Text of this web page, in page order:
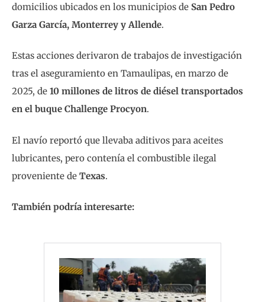
domicilios ubicados en los municipios de San Pedro
Garza García, Monterrey y Allende.
Estas acciones derivaron de trabajos de investigación
tras el aseguramiento en Tamaulipas, en marzo de
2025, de 10 millones de litros de diésel transportados
en el buque Challenge Procyon.
El navío reportó que llevaba aditivos para aceites
lubricantes, pero contenía el combustible ilegal
proveniente de Texas.
También podría interesarte: